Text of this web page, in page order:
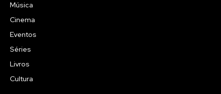
Música
Cinema
Eventos
Séries
Livros
Cultura